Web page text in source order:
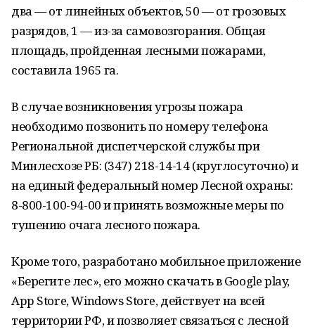
два — от линейных объектов, 50 — от грозовых
разрядов, 1 — из-за самовозгорания. Общая
площадь, пройденная лесными пожарами,
составила 1965 га.
В случае возникновения угрозы пожара
необходимо позвонить по номеру телефона
Региональной диспетчерской службы при
Минлесхозе РБ: (347) 218-14-14 (круглосуточно) и
на единый федеральный номер Лесной охраны:
8-800-100-94-00 и принять возможные меры по
тушению очага лесного пожара.
Кроме того, разработано мобильное приложение
«Берегите лес», его можно скачать в Google play,
App Store, Windows Store, действует на всей
территории РФ, и позволяет связаться с лесной